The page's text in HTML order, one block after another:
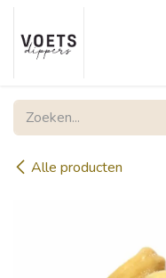
Overslaan naar inhoud
Alle producten